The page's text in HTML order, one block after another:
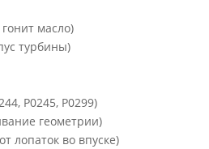
масло)
турбины)
P0245, P0299)
геометрии)
лопаток во впуске)